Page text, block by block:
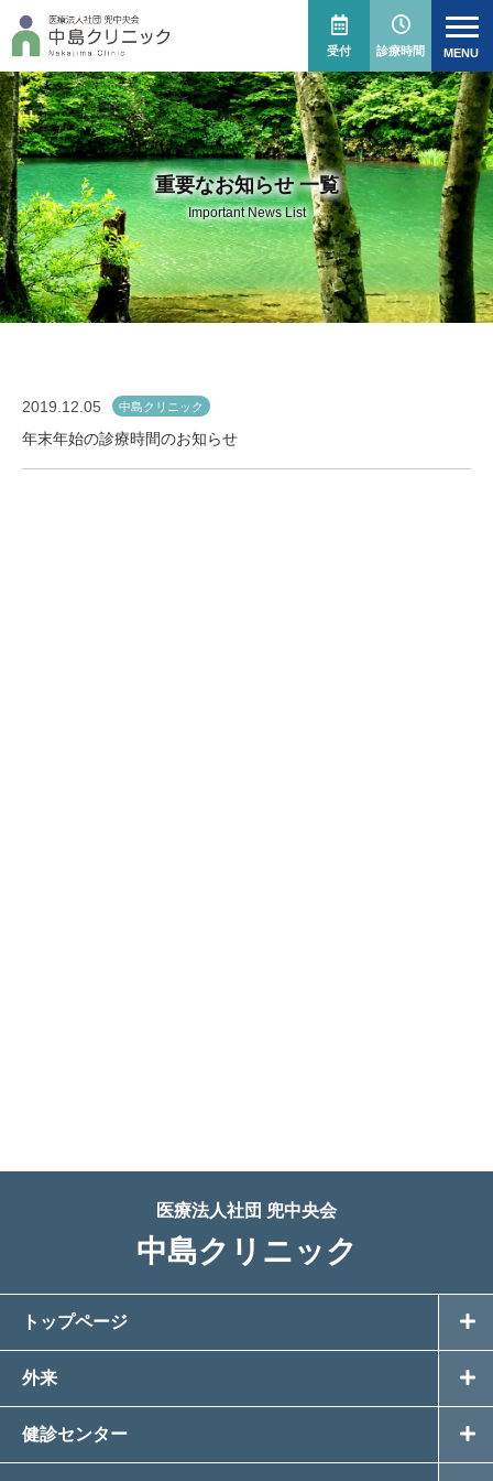
受付 診療時間
重要なお知らせ 一覧
Important News List
2019.12.05 中島クリニック
年末年始の診療時間のお知らせ
医療法人社団 兜中央会
中島クリニック
トップページ
外来
健診センター